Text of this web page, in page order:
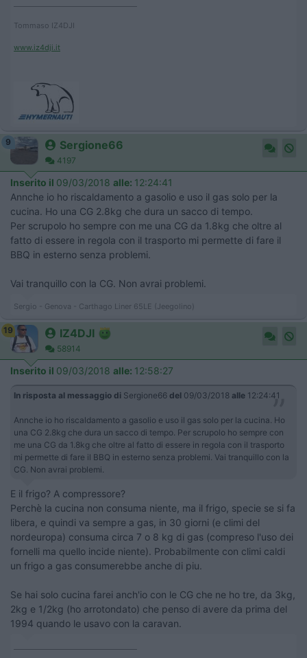
Tommaso IZ4DJI
www.iz4dji.it
9 Sergione66
4197
Inserito il 09/03/2018 alle: 12:24:41
Annche io ho riscaldamento a gasolio e uso il gas solo per la
cucina. Ho una CG 2.8kg che dura un sacco di tempo.
Per scrupolo ho sempre con me una CG da 1.8kg che oltre al
fatto di essere in regola con il trasporto mi permette di fare il
BBQ in esterno senza problemi.
Vai tranquillo con la CG. Non avrai problemi.
Sergio - Genova - Carthago Liner 65LE (Jeegolino)
19 IZ4DJI
58914
Inserito il 09/03/2018 alle: 12:58:27
In risposta al messaggio di Sergione66 del 09/03/2018 alle 12:24:41
Annche io ho riscaldamento a gasolio e uso il gas solo per la cucina. Ho
una CG 2.8kg che dura un sacco di tempo. Per scrupolo ho sempre con
me una CG da 1.8kg che oltre al fatto di essere in regola con il trasporto
mi permette di fare il BBQ in esterno senza problemi. Vai tranquillo con la
CG. Non avrai problemi.
E il frigo? A compressore?
Perchè la cucina non consuma niente, ma il frigo, specie se si fa
libera, e quindi va sempre a gas, in 30 giorni (e climi del
nordeuropa) consuma circa 7 o 8 kg di gas (compreso l'uso dei
fornelli ma quello incide niente). Probabilmente con climi caldi
un frigo a gas consumerebbe anche di piu.
Se hai solo cucina farei anch'io con le CG che ne ho tre, da 3kg,
2kg e 1/2kg (ho arrotondato) che penso di avere da prima del
1994 quando le usavo con la caravan.